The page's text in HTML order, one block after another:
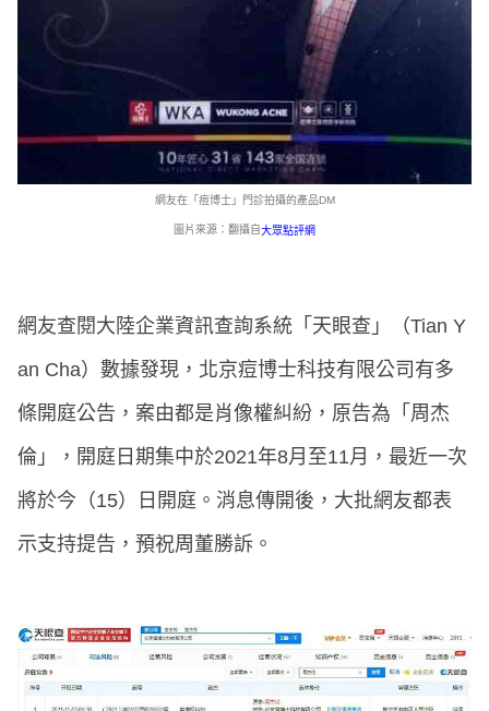
網友在「痘博士」門診拍攝的產品DM
圖片來源：翻攝自大眾點評網
網友查閱大陸企業資訊查詢系統「天眼查」（Tian Y
an Cha）數據發現，北京痘博士科技有限公司有多
條開庭公告，案由都是肖像權糾紛，原告為「周杰
倫」，開庭日期集中於2021年8月至11月，最近一次
將於今（15）日開庭。消息傳開後，大批網友都表
示支持提告，預祝周董勝訴。